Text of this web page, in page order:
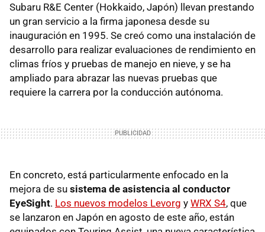
Subaru R&E Center (Hokkaido, Japón) llevan prestando
un gran servicio a la firma japonesa desde su
inauguración en 1995. Se creó como una instalación de
desarrollo para realizar evaluaciones de rendimiento en
climas fríos y pruebas de manejo en nieve, y se ha
ampliado para abrazar las nuevas pruebas que
requiere la carrera por la conducción autónoma.
En concreto, está particularmente enfocado en la
mejora de su sistema de asistencia al conductor
EyeSight. Los nuevos modelos Levorg y WRX S4, que
se lanzaron en Japón en agosto de este año, están